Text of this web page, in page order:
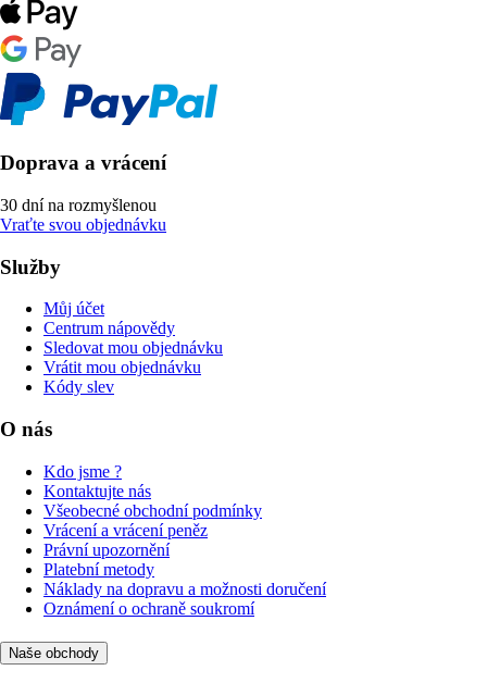
Doprava a vrácení
30 dní na rozmyšlenou
Vraťte svou objednávku
Služby
Můj účet
Centrum nápovědy
Sledovat mou objednávku
Vrátit mou objednávku
Kódy slev
O nás
Kdo jsme ?
Kontaktujte nás
Všeobecné obchodní podmínky
Vrácení a vrácení peněz
Právní upozornění
Platební metody
Náklady na dopravu a možnosti doručení
Oznámení o ochraně soukromí
Naše obchody